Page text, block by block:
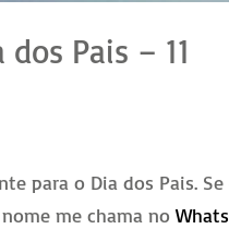
dos Pais – 11
para o Dia dos Pais.
me chama no